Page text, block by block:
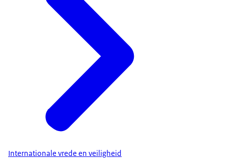
Internationale vrede en veiligheid